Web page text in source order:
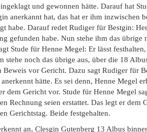
und gewonnen hätte. Darauf hat
anerkannt hat, das hat er ihm
habe. Darauf redet Rudiger für Bestgin:
gefunden habe. Nun stehe ihm das
Stude für Henne Megel: Er lässt
stehe noch das übrige aus, über die 18
Beweis vor Gericht. Dazu sagt Rudiger für
hätte. Es sei denn, Henne Megel
dem Gericht vor. Stude für Henne Megel
Rechnung seien erstattet. Das legt er
Gerichtstag. Beide festgehalten.
an, Clesgin Gutenberg 13 Albus